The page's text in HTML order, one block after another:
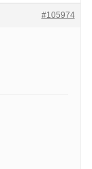
#105974